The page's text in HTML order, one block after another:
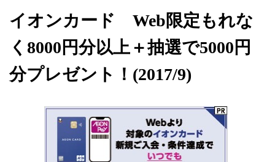
イオンカード Web限定もれな
く8000円分以上＋抽選で5000円
分プレゼント！(2017/9)